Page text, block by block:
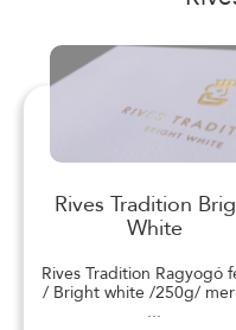
Rives Tradition
White
Rives Tradition Ragyogó
/ Bright white /250g/
...